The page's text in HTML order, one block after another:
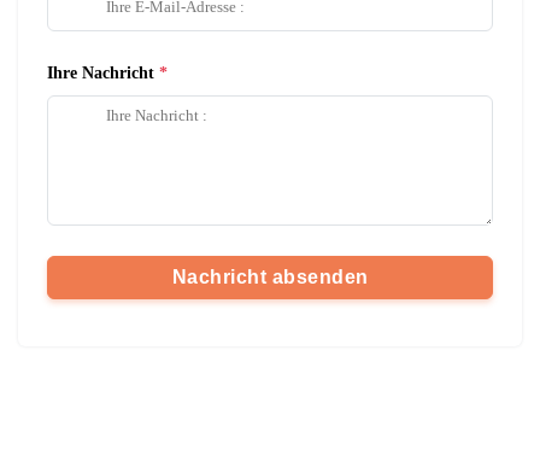
Ihre Nachricht
Nachricht absenden